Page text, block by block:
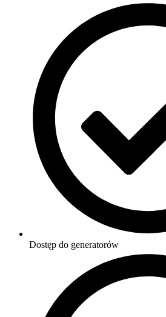
Dostęp do generatorów